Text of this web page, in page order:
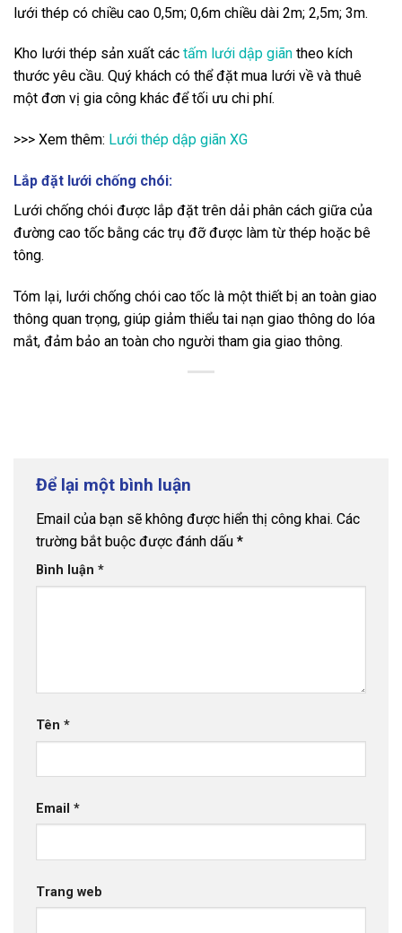
lưới thép có chiều cao 0,5m; 0,6m chiều dài 2m; 2,5m; 3m.
Kho lưới thép sản xuất các tấm lưới dập giãn theo kích
thước yêu cầu. Quý khách có thể đặt mua lưới về và thuê
một đơn vị gia công khác để tối ưu chi phí.
>>> Xem thêm: Lưới thép dập giãn XG
Lắp đặt lưới chống chói:
Lưới chống chói được lắp đặt trên dải phân cách giữa của
đường cao tốc bằng các trụ đỡ được làm từ thép hoặc bê
tông.
Tóm lại, lưới chống chói cao tốc là một thiết bị an toàn giao
thông quan trọng, giúp giảm thiểu tai nạn giao thông do lóa
mắt, đảm bảo an toàn cho người tham gia giao thông.
Để lại một bình luận
Email của bạn sẽ không được hiển thị công khai. Các
trường bắt buộc được đánh dấu *
Bình luận *
Tên *
Email *
Trang web